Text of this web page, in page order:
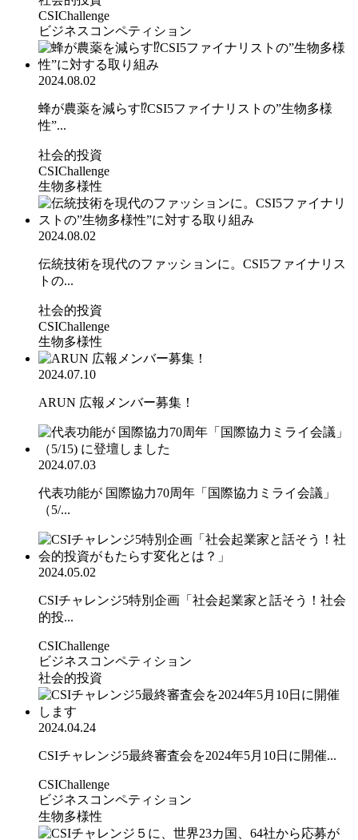
CSIChallenge
ビジネスコンペティション
2024.08.02
蜂が農薬を減らす⁉CSI5ファイナリストの”生物多様
性”...
社会的投資
CSIChallenge
生物多様性
2024.08.02
伝統技術を現代のファッションに。CSI5ファイナリス
トの...
社会的投資
CSIChallenge
生物多様性
2024.07.10
ARUN 広報メンバー募集！
2024.07.03
代表功能が 国際協力70周年「国際協力ミライ会議」
（5/...
2024.05.02
CSIチャレンジ5特別企画「社会起業家と話そう！社会
的投...
CSIChallenge
ビジネスコンペティション
社会的投資
2024.04.24
CSIチャレンジ5最終審査会を2024年5月10日に開催...
CSIChallenge
ビジネスコンペティション
生物多様性